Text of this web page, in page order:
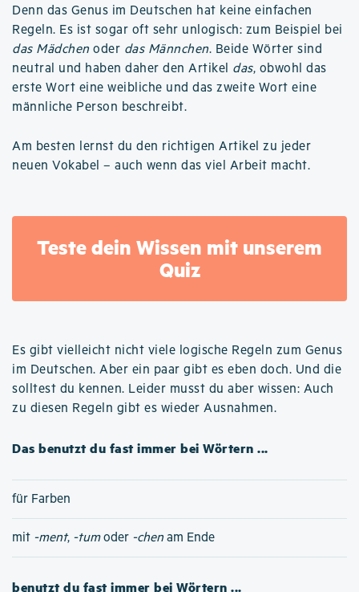
Denn das Genus im Deutschen hat keine einfachen
Regeln. Es ist sogar oft sehr unlogisch: zum Beispiel bei
das Mädchen oder das Männchen. Beide Wörter sind
neutral und haben daher den Artikel das, obwohl das
erste Wort eine weibliche und das zweite Wort eine
männliche Person beschreibt.
Am besten lernst du den richtigen Artikel zu jeder
neuen Vokabel – auch wenn das viel Arbeit macht.
Teste dein Wissen mit unserem
Quiz
Es gibt vielleicht nicht viele logische Regeln zum Genus
im Deutschen. Aber ein paar gibt es eben doch. Und die
solltest du kennen. Leider musst du aber wissen: Auch
zu diesen Regeln gibt es wieder Ausnahmen.
Das benutzt du fast immer bei Wörtern ...
für Farben
mit -ment, -tumoder -chen am Ende
benutzt du fast immer bei Wörtern ...